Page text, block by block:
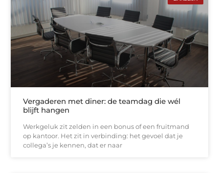
Vergaderen met diner: de teamdag die wél
blijft hangen
Werkgeluk zit zelden in een bonus of een fruitmand
op kantoor. Het zit in verbinding: het gevoel dat je
collega’s je kennen, dat er naar